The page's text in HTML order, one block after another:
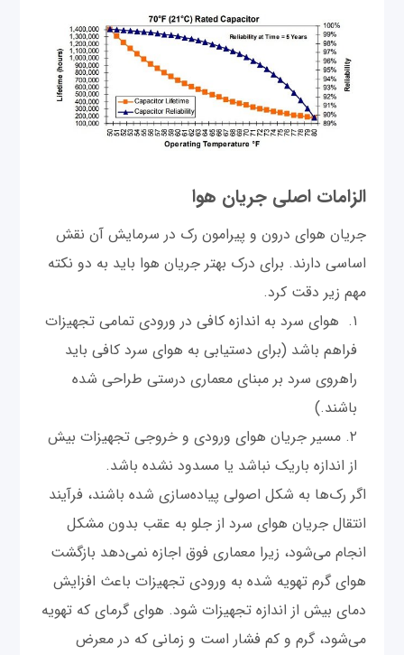
الزامات اصلی جریان هوا
جریان هوای درون و پیرامون رک در سرمایش آن نقش
اساسی دارند. برای درک بهتر جریان هوا باید به دو نکته
مهم زیر دقت کرد.
هوای سرد به اندازه کافی در ورودی تمامی تجهیزات
فراهم باشد (برای دستیابی به هوای سرد کافی باید
راهروی سرد بر مبنای معماری درستی طراحی شده
باشند.)
مسیر جریان هوای ورودی و خروجی تجهیزات بیش
از اندازه باریک نباشد یا مسدود نشده باشد.
اگر رک‌ها به شکل اصولی پیاده‌سازی شده باشند، فرآیند
انتقال جریان هوای سرد از جلو به عقب بدون مشکل
انجام می‌شود، زیرا معماری فوق اجازه نمی‌دهد بازگشت
هوای گرم تهویه شده به ورودی تجهیزات باعث افزایش
دمای بیش از اندازه تجهیزات شود. هوای گرمای که تهویه
می‌شود، گرم و کم فشار است و زمانی که در معرض